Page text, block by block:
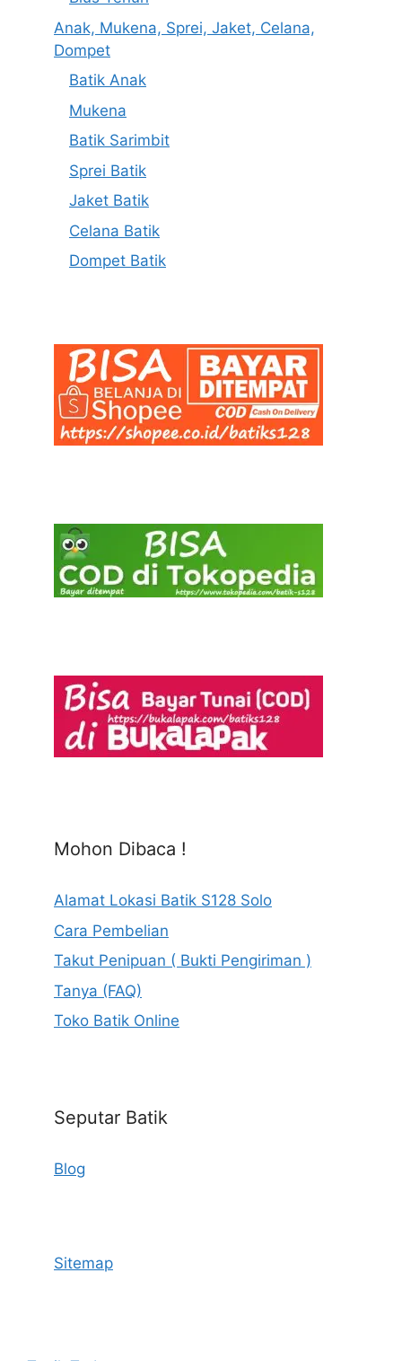
Anak, Mukena, Sprei, Jaket, Celana,
Dompet
Batik Anak
Mukena
Batik Sarimbit
Sprei Batik
Jaket Batik
Celana Batik
Dompet Batik
Mohon Dibaca !
Alamat Lokasi Batik S128 Solo
Cara Pembelian
Takut Penipuan ( Bukti Pengiriman )
Tanya (FAQ)
Toko Batik Online
Seputar Batik
Blog
Sitemap